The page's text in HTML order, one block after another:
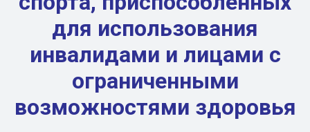
для использования
инвалидами и лицами с
ограниченными
возможностями здоровья